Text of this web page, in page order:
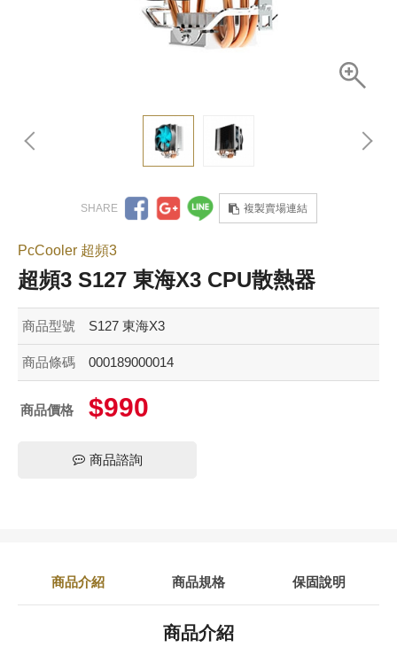
複製賣場連結
PcCooler 超頻3
超頻3 S127 東海X3 CPU散熱器
商品型號 S127 東海X3
商品條碼 000189000014
商品價格 $990
商品諮詢
商品介紹 商品規格 保固說明
商品介紹